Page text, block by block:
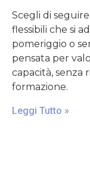
Scegli di
flessibili che si
pomeriggio o
pensata per
capacità, senza
formazione.
Leggi Tutto »